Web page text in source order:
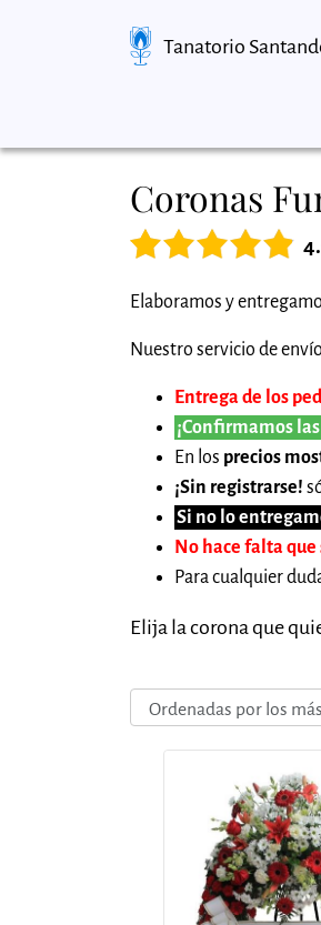
Tanatorio
Coronas
Elaboramos y
Nuestro servicio de
Entrega de los
¡Confirmamos
En los precios
¡Sin registrarse!
Si no lo
No hace falta
Para cualquier
Elija la corona que